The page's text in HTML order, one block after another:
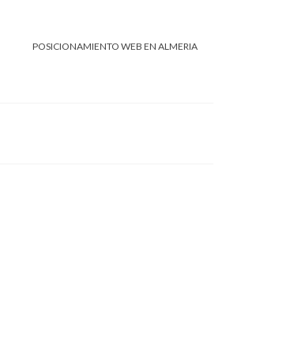
POSICIONAMIENTO WEB EN ALMERIA